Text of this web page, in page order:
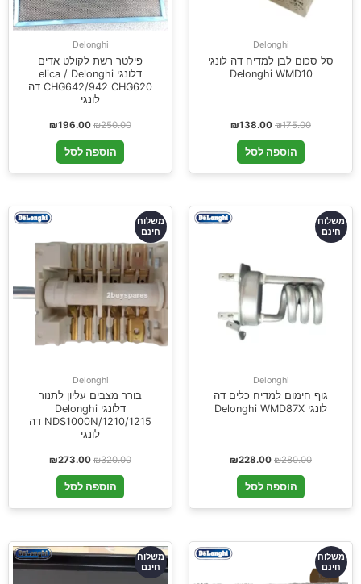
Delonghi
סל סכום לבן למדיח דה לונגי
Delonghi WMD10
₪175.00
₪138.00
הוספה לסל
Delonghi
פילטר רשת לקולט אדים
דלונגי elica / Delonghi
CHG642/942 CHG620 דה
לונגי
₪250.00
₪196.00
הוספה לסל
משלוח
חינם
Delonghi
גוף חימום למדיח כלים דה
לונגי Delonghi WMD87X
₪280.00
₪228.00
הוספה לסל
משלוח
חינם
Delonghi
בורר מצבים עליון לתנור
דלונגי Delonghi
NDS1000N/1210/1215 דה
לונגי
₪320.00
₪273.00
הוספה לסל
משלוח
חינם
משלוח
חינם